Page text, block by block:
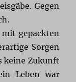
Gegen
gepackten
Sorgen
keine Zukunft
Leben war